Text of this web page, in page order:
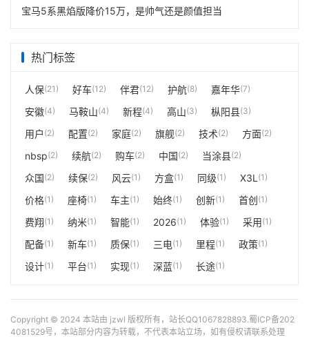
宝马5系黑焰版降价15万，是帅气还是颜值担当
热门标签
人保(21) 好车(12) 伴君(12) 护航(8) 嘉年华(7)
安徽(4) 马鞍山(4) 新程(4) 高山(3) 枞阳县(3)
用户 (2) 配置(2) 家庭(2) 旗舰(2) 技术(2) 方面(2)
nbsp(2) 续航(2) 购车(2) 中国(2) 当涂县(2)
众国(2) 续保(2) 风云(1) 方盒(1) 同级(1) X3L (1)
价格(1) 座椅(1) 车主(1) 始终(1) 创新(1) 首创(1)
费翔(1) 纳米(1) 智能(1) 2026(1) 体验(1) 采用(1)
配备(1) 新车(1) 质保(1) 三电(1) 里程(1) 政策(1)
设计(1) 平台(1) 实现(1) 深蓝(1) 长途(1)
Copyright © 2024 本站由 jzwl 版权所有，站长QQ1067828893.蜀ICP备202
4081529号 ，本站部分内容为转载，不代表本站立场，如有侵权请联系处理